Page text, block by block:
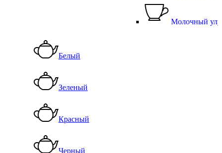
Молочный
Белый
Зеленый
Красный
Черный